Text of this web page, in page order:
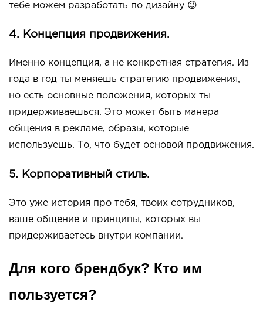
тебе можем разработать по дизайну 😉
4. Концепция продвижения.
Именно концепция, а не конкретная стратегия. Из
года в год ты меняешь стратегию продвижения,
но есть основные положения, которых ты
придерживаешься. Это может быть манера
общения в рекламе, образы, которые
используешь. То, что будет основой продвижения.
5. Корпоративный стиль.
Это уже история про тебя, твоих сотрудников,
ваше общение и принципы, которых вы
придерживаетесь внутри компании.
Для кого брендбук? Кто им
пользуется?